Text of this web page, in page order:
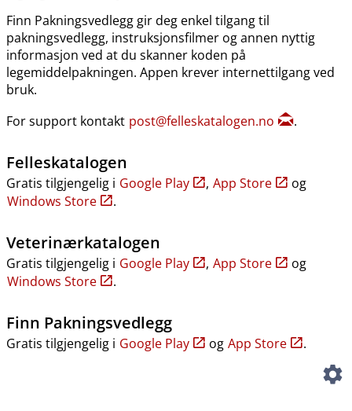
Finn Pakningsvedlegg gir deg enkel tilgang til
pakningsvedlegg, instruksjonsfilmer og annen nyttig
informasjon ved at du skanner koden på
legemiddelpakningen. Appen krever internettilgang ved
bruk.
For support kontakt post@felleskatalogen.no .
Felleskatalogen
Gratis tilgjengelig i Google Play , App Store
og
Windows Store
.
Veterinærkatalogen
Gratis tilgjengelig i Google Play , App Store
og
Windows Store
.
Finn Pakningsvedlegg
Gratis tilgjengelig i Google Play og App Store .